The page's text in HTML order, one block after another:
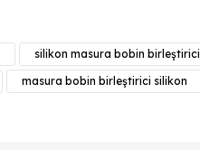
Yorum Yaz
silikon masura bobin birleştirici
masura bobin birleştirici silikon